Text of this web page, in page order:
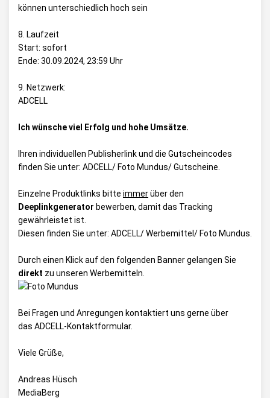
können unterschiedlich hoch sein
8. Laufzeit
Start: sofort
Ende: 30.09.2024, 23:59 Uhr
9. Netzwerk:
ADCELL
Ich wünsche viel Erfolg und hohe Umsätze.
Ihren individuellen Publisherlink und die Gutscheincodes
finden Sie unter: ADCELL/ Foto Mundus/ Gutscheine
Einzelne Produktlinks bitte immerüber den
Deeplinkgenerator bewerben, damit das Tracking
gewährleistet ist.
Diesen finden Sie unter: ADCELL/ Werbemittel/ Foto Mundus
Durch einen Klick auf den folgenden Banner gelangen Sie
direkt zu unseren Werbemitteln.
Bei Fragen und Anregungen kontaktiert uns gerne über
das ADCELL-Kontaktformular.
Viele Grüße,
Andreas Hüsch
MediaBerg